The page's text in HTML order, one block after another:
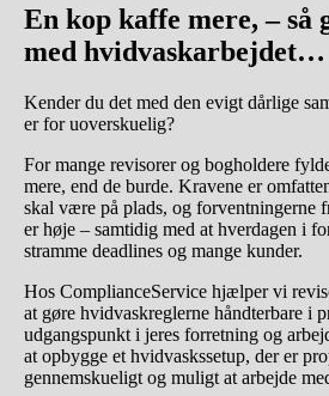
En kop kaffe mere, – så
med hvidvaskarbejdet…
Kender du det med den evigt dårlige
er for uoverskuelig?
For mange revisorer og bogholdere
mere, end de burde. Kravene er
skal være på plads, og forventningerne
er høje – samtidig med at hverdagen i
stramme deadlines og mange kunder.
Hos ComplianceService hjælper vi
at gøre hvidvaskreglerne håndterbare i
udgangspunkt i jeres forretning og
at opbygge et hvidvaskssetup, der er
gennemskueligt og muligt at arbejde